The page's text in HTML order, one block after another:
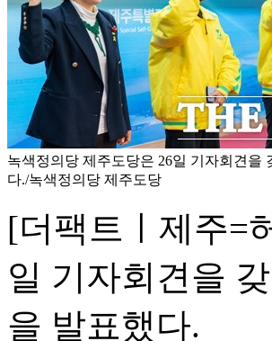
녹색정의당 제주도당은 26일 기자회견을
다./녹색정의당 제주도당
[더팩트ㅣ제주=
일 기자회견을
을 발표했다.